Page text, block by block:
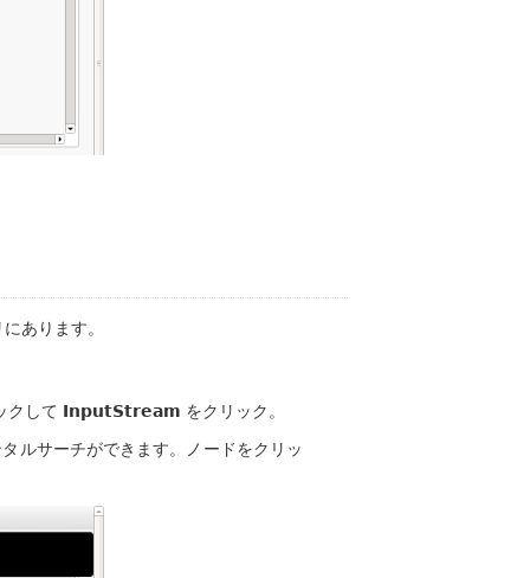
あります。
クして InputStream をクリック。
ルサーチができます。ノードをクリッ